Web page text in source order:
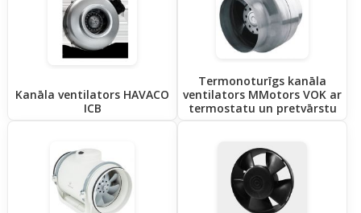
Kanāla ventilators HAVACO
ICB
Termonoturīgs kanāla
ventilators MMotors VOK ar
termostatu un pretvārstu